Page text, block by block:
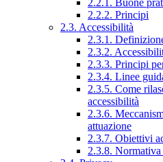
2.2.2. Principi
2.3. Accessibilità
2.3.1.
2.3.2.
2.3.3. Principi
2.3.4. Linee
2.3.5. Come
accessibilità
2.3.6.
attuazione
2.3.7. Obiettivi
2.3.8.